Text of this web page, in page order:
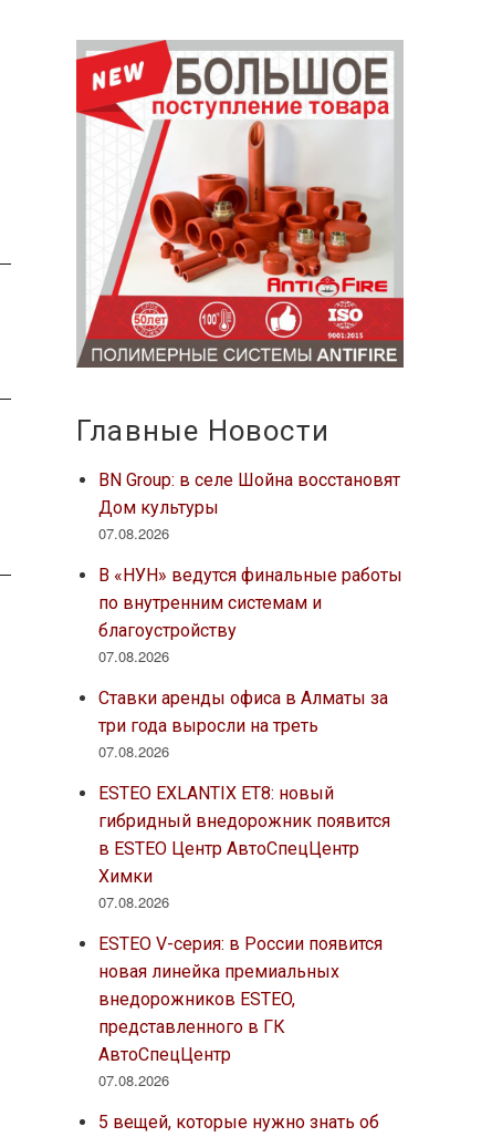
Главные Новости
BN Group: в селе Шойна восстановят
Дом культуры
07.08.2026
В «НУН» ведутся финальные работы
по внутренним системам и
благоустройству
07.08.2026
Ставки аренды офиса в Алматы за
три года выросли на треть
07.08.2026
ESTEO EXLANTIX ET8: новый
гибридный внедорожник появится
в ESTEO Центр АвтоСпецЦентр
Химки
07.08.2026
ESTEO V-серия: в России появится
новая линейка премиальных
внедорожников ESTEO,
представленного в ГК
АвтоСпецЦентр
07.08.2026
5 вещей, которые нужно знать об